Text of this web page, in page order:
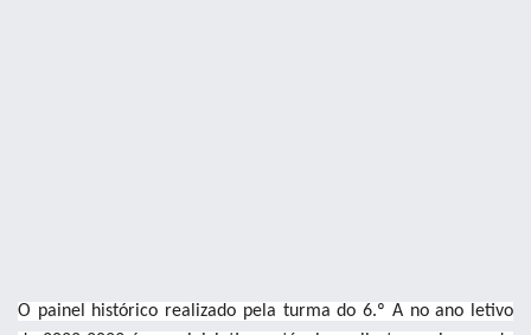
O painel histórico realizado pela turma do 6.º A no ano letivo